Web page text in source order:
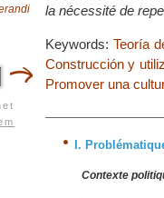
la nécessité de
Keywords:Teoría
Construcción y
Promover una
I.
Contexte